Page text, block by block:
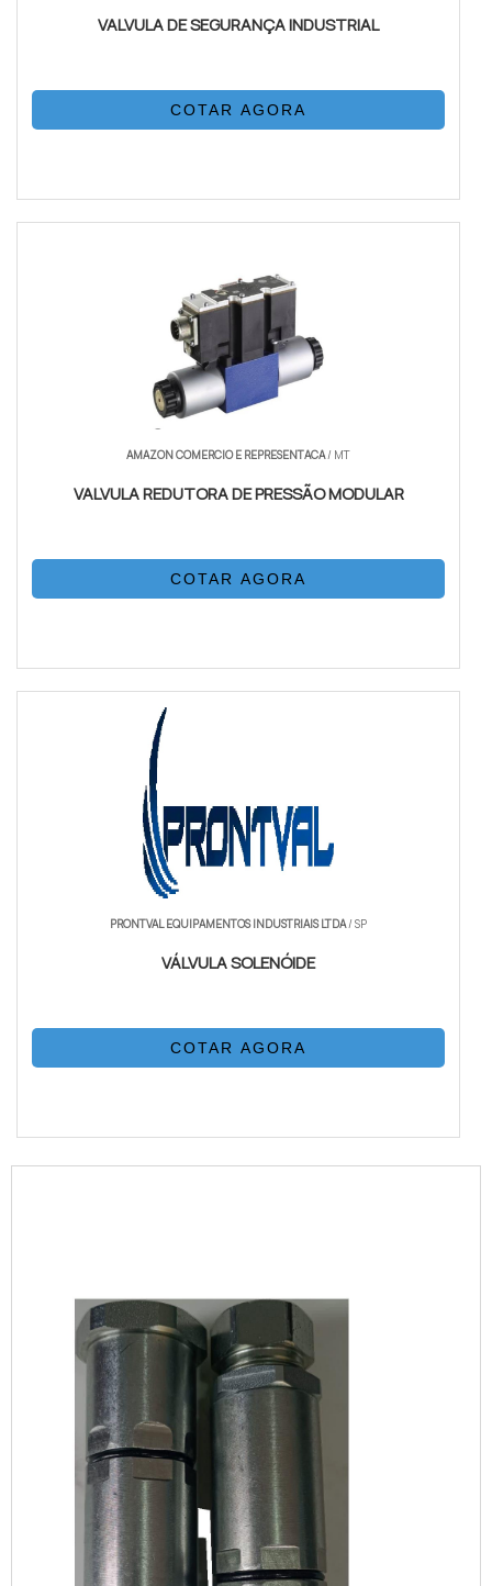
VALVULA DE SEGURANÇA INDUSTRIAL
COTAR AGORA
AMAZON COMERCIO E REPRESENTACA/ MT
VALVULA REDUTORA DE PRESSÃO MODULAR
COTAR AGORA
PRONTVAL EQUIPAMENTOS INDUSTRIAIS LTDA/ SP
VÁLVULA SOLENÓIDE
COTAR AGORA